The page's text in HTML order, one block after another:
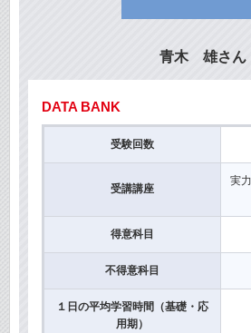
青木 雄さん
DATA BANK
受験回数
受講講座
実
得意科目
不得意科目
１日の平均学習時間（基礎・応
用期）